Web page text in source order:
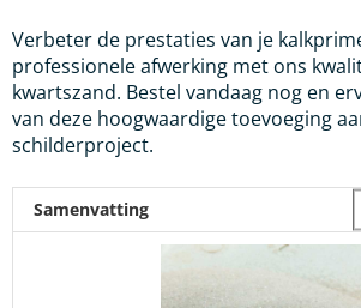
Verbeter de prestaties van je
professionele afwerking met ons
kwartszand. Bestel vandaag nog en
van deze hoogwaardige toevoeging
schilderproject.
Samenvatting